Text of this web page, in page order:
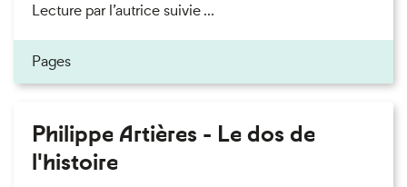
Lecture par l’autrice suivie ...
Pages
Philippe Artières - Le dos de
l'histoire